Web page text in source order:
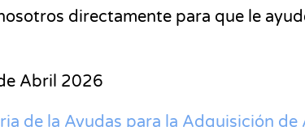
directamente para que le
Abril 2026
de la Ayudas para la Adquisición